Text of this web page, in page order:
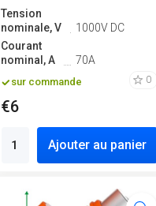
Tension
nominale, V
1000V DC
Courant
nominal, A
70A
sur commande 0
€6
Ajouter au panier